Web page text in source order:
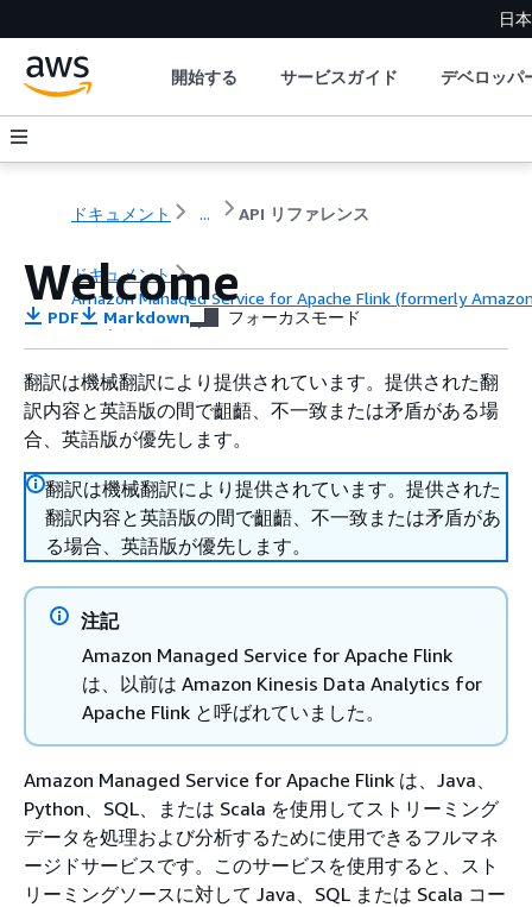
日
開始する サービスガイド デベロッパ
ドキュメント ... API リファレンス
ドキュメント
Amazon Managed Service for Apache Flink (formerly
API リファレンス
Welcome
PDF Markdown フォーカスモード
翻訳は機械翻訳により提供されています。提供された翻
訳内容と英語版の間で齟齬、不一致または矛盾がある場
合、英語版が優先します。
翻訳は機械翻訳により提供されています。提供された
翻訳内容と英語版の間で齟齬、不一致または矛盾があ
る場合、英語版が優先します。
注記
Amazon Managed Service for Apache Flink
は、以前は Amazon Kinesis Data Analytics for
Apache Flink と呼ばれていました。
Amazon Managed Service for Apache Flink は、Java、
Python、SQL、または Scala を使用してストリーミング
データを処理および分析するために使用できるフルマネ
ージドサービスです。このサービスを使用すると、スト
リーミングソースに対して Java、SQL または Scala コー